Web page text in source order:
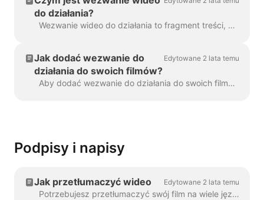
do działania?
Wezwanie wideo do działania to fragment treści, który skłania widza do podjęcia określonej akcji po obejrzeniu filmu. Może to być (ale ...
Jak dodać wezwanie do
działania do swoich filmów?
Edytowane 2 lata temu
Aby dodać wezwanie do działania do swoich filmów w Wave.video, kliknij znak "Dodaj wezwanie do działania" na osi czasu. Będzie on dostępny w ...
Podpisy i napisy
Jak przetłumaczyć wideo Edytowane 2 lata temu
Potrzebujesz przetłumaczyć swój film na wiele języków? Mamy to pod kontrolą! Uwaga: używamy tutaj automatycznych napisów. Miesięczny limit...